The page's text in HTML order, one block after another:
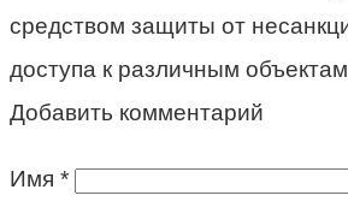
средством защиты от
доступа к различным
Добавить комментарий
Имя *